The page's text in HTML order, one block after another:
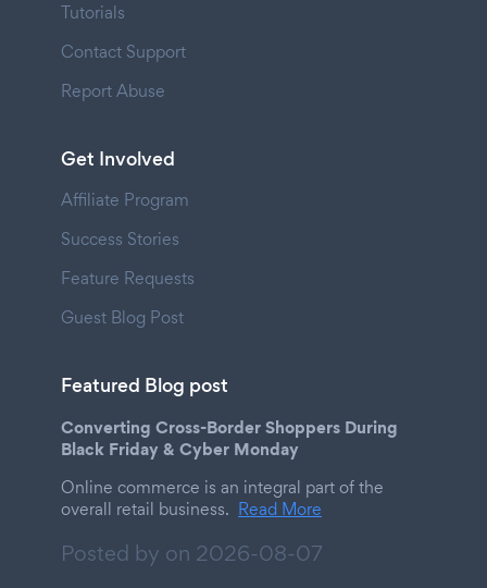
Tutorials
Contact Support
Report Abuse
Get Involved
Affiliate Program
Success Stories
Feature Requests
Guest Blog Post
Featured Blog post
Converting Cross-Border Shoppers During
Black Friday & Cyber Monday
Online commerce is an integral part of the
overall retail business. Read More
Posted by on 2026-08-07